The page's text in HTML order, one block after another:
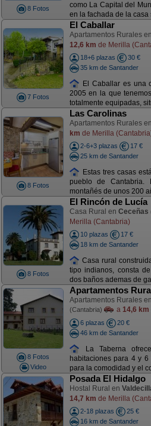
8 Fotos
como La Capital del
en la fachada de la casa
7 Fotos
El Caballar
Apartamentos Rurales en
12,6 km de Merilla
18+6 plazas
30 €
35 km de Santander
El Caballar es una
2005 en la que
totalmente equipadas,
8 Fotos
Las Carolinas
Apartamentos Rurales en
km de Merilla
2-6+3 plazas
17 €
25 km de Santander
Estas tres casas
pueblo de
montañés de unos 200
8 Fotos
El Rincón de Lucía
Casa Rural en Ceceñas
Merilla (Cantabria)
10 plazas
17 €
18 km de Santander
Casa rural
tipo indianos, consta
dos baños ademas de
8 Fotos
Video
Apartamentos
Apartamentos Rurales en
(Cantabria) a 14,6 km
6 plazas
20 €
46 km de Santander
La Taberna
habitaciones para 4 y
para la comodidad y el
Posada El Hidalgo
Hostal Rural en
14,7 km de Merilla
2-18 plazas
25 €
16 km de Santander